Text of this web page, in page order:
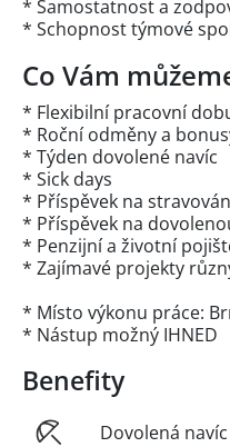
* Samostatnost a
* Schopnost týmové
Co Vám
* Flexibilní pracovní
* Roční odměny a
* Týden dovolené navíc
* Sick days
* Příspěvek na
* Příspěvek na
* Penzijní a životní
* Zajímavé projekty
* Místo výkonu práce:
* Nástup možný IHNED
Benefity
Dovolená navíc